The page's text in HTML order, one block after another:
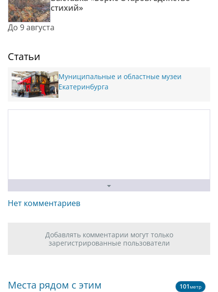
стихий»
До 9 августа
Статьи
Муниципальные и областные музеи
Екатеринбурга
Нет комментариев
Добавлять комментарии могут только
зарегистрированные пользователи
Места рядом с этим 101метр